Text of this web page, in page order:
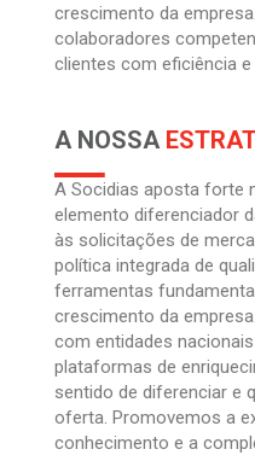
crescimento da
colaboradores
clientes com eficiência e
A NOSSA
A Socidias aposta forte
elemento diferenciador
às solicitações de
política integrada de
ferramentas
crescimento da
com entidades
plataformas de
sentido de diferenciar e
oferta. Promovemos a
conhecimento e a